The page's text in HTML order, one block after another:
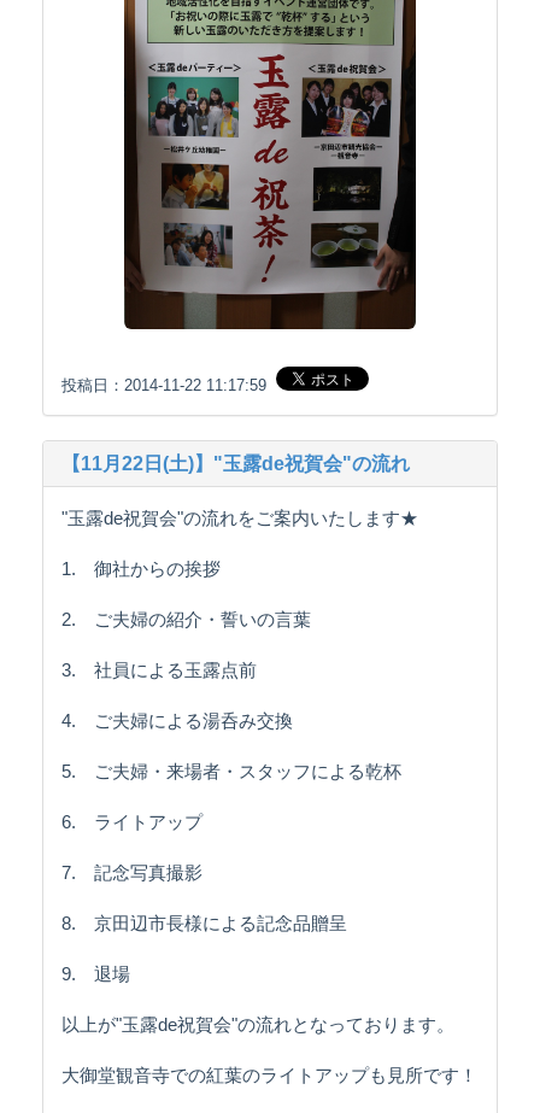
投稿日：2014-11-22 11:17:59
【11月22日(土)】"玉露de祝賀会"の流れ
"玉露de祝賀会"の流れをご案内いたします★
1. 御社からの挨拶
2. ご夫婦の紹介・誓いの言葉
3. 社員による玉露点前
4. ご夫婦による湯呑み交換
5. ご夫婦・来場者・スタッフによる乾杯
6. ライトアップ
7. 記念写真撮影
8. 京田辺市長様による記念品贈呈
9. 退場
以上が"玉露de祝賀会"の流れとなっております。
大御堂観音寺での紅葉のライトアップも見所です！